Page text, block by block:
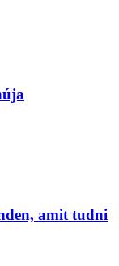
amit tudni